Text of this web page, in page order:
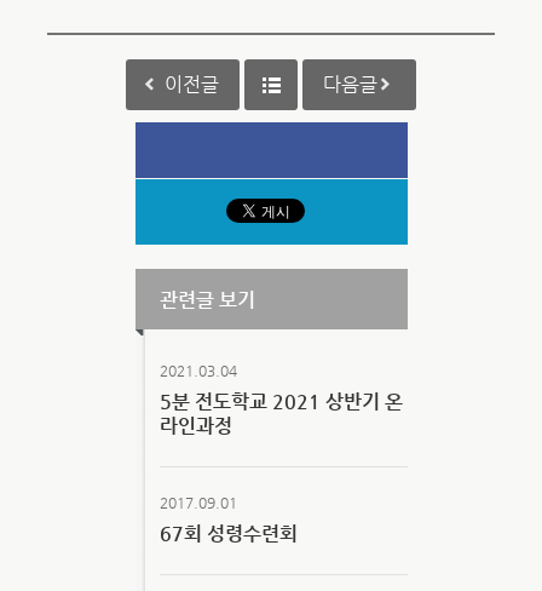
이전글 다음글
관련글 보기
2021.03.04
5분 전도학교 2021 상반기 온
라인과정
2017.09.01
67회 성령수련회